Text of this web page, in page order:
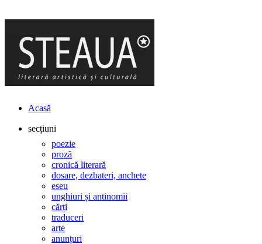
Acasă
secțiuni
poezie
proză
cronică literară
dosare, dezbateri, anchete
eseu
unghiuri și antinomii
cărți
traduceri
arte
anunțuri